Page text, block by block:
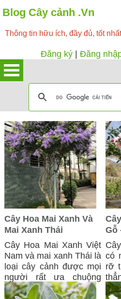
Blog Cây cảnh .Vn
Thông tin hữu ích, đầy đủ, tốt
Đăng ký Đăng
Cây Hoa Mai Xanh Và
Mai Xanh Thái
Cây Hoa Mai Xanh Việt
Nam và mai xanh Thái là
loại cây cảnh được mọi
người rất ưa chuộng
hiện nay ...
Gỗ
có
rỡ